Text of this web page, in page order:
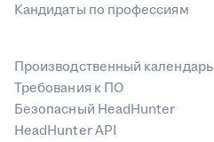
Кандидаты по профессиям
Производственный календарь
Требования к ПО
Безопасный HeadHunter
HeadHunter API